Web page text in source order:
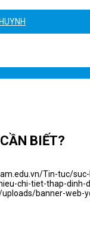
BIẾT?
Tin-tuc/
chi-tiet-thap-dinh-
banner-web-